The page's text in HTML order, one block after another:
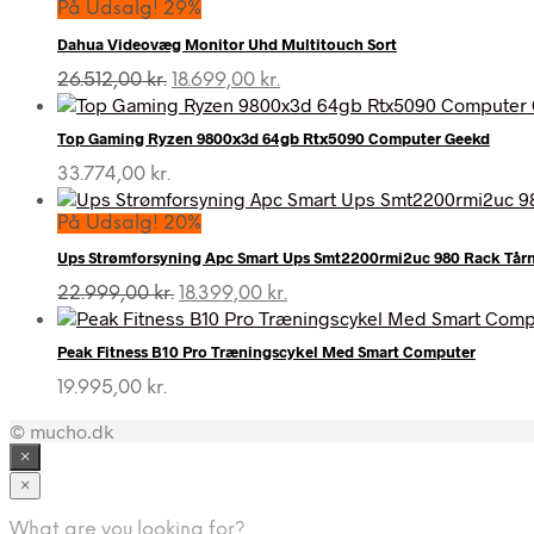
På Udsalg! 29%
Dahua Videovæg Monitor Uhd Multitouch Sort
26.512,00kr. Den
oprindelige
var:
18.699,00 kr.
aktuelle
er:
Top Gaming Ryzen 9800x3d 64gb Rtx5090 Computer Geekd
33.774,00 kr.
På Udsalg! 20%
Ups Strømforsyning Apc Smart Ups Smt2200rmi2uc 980 Rack
22.999,00kr. Den
oprindelige
var:
18.399,00 kr.
aktuelle
er:
Peak Fitness B10 Pro Træningscykel Med Smart Computer
19.995,00 kr.
© mucho.dk
×
×
What are you looking for?